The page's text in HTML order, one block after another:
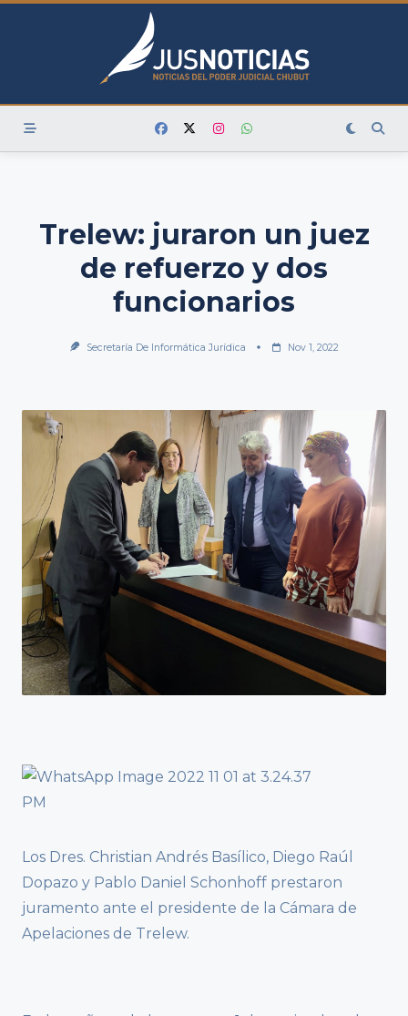
Skip
Trelew: juraron un juez
de refuerzo y dos
funcionarios
Secretaría De Informática Jurídica Nov 1, 2022
Los Dres. Christian Andrés Basílico, Diego Raúl
Dopazo y Pablo Daniel Schonhoff prestaron
juramento ante el presidente de la Cámara de
Apelaciones de Trelew.